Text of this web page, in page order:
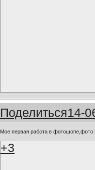
Поделиться14-
Мое первая работа в фотошопе,фото
+3